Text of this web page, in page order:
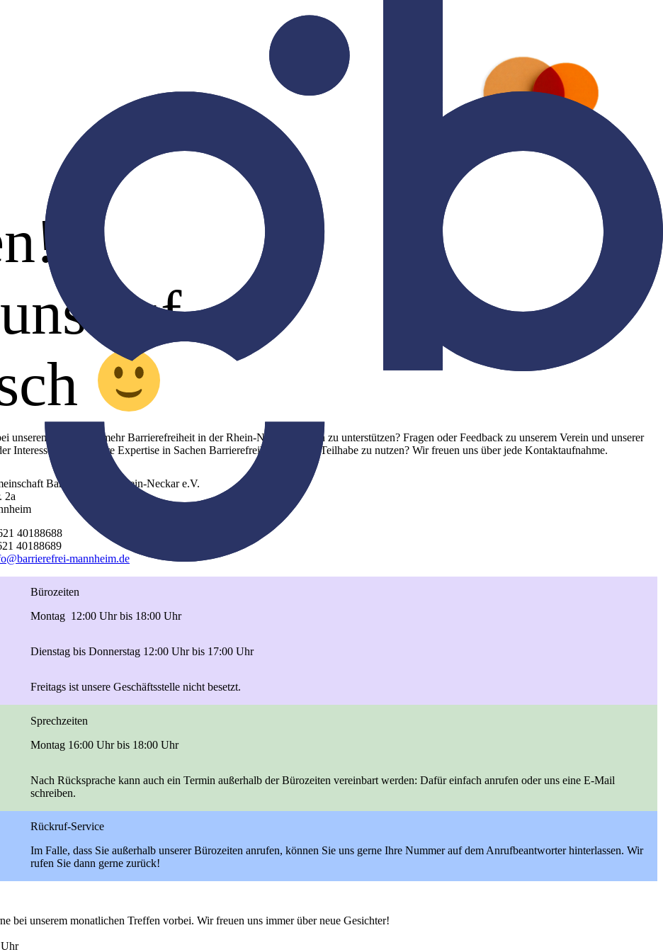
auf
unserem Kampf für mehr Barrierefreiheit in der Rhein-Necker-Region zu unterstützen? Fragen oder Feedback zu unserem Verein und unserer
Interesse daran, unsere Expertise in Sachen Barrierefreiheit für mehr Teilhabe zu nutzen? Wir freuen uns über jede Kontaktaufnahme.
Barrierefreiheit Rhein-Neckar e.V.
2a
40188688
40188689
mannheim.de
Bürozeiten
Montag 12:00 Uhr bis 18:00 Uhr
Dienstag bis Donnerstag 12:00 Uhr bis 17:00 Uhr
Freitagsist unsere Geschäftsstelle nicht besetzt.
Sprechzeiten
Montag 16:00 Uhr bis 18:00 Uhr
Nach Rücksprache kann auch ein Termin außerhalb der Bürozeiten vereinbart werden: Dafür einfach anrufen oder uns eine E-Mail
schreiben.
Rückruf-Service
Im Falle, dass Sie außerhalb unserer Bürozeiten anrufen, können Sie uns gerne Ihre Nummer auf dem Anrufbeantworter hinterlassen. Wir
rufen Sie dann gerne zurück!
bei unserem monatlichen Treffen vorbei. Wir freuen uns immer über neue Gesichter!